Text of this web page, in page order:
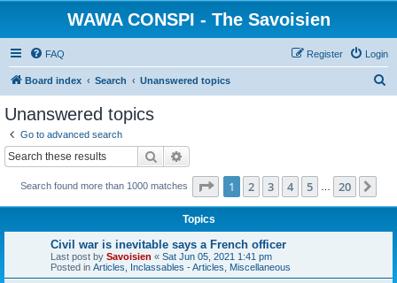
WAWA CONSPI - The Savoisien
FAQ Login
Register
Board index Search Unanswered topics
Unanswered topics
Go to advanced search
Search
Search found more than 1000 matches Page 1of 20
1 2 3 4 5 20
Topics
Civil war is inevitable says a French officer
Last post by Savoisien « Sat Jun 05, 2021 1:41 pm
Posted in Articles, Inclassables - Articles, Miscellaneous